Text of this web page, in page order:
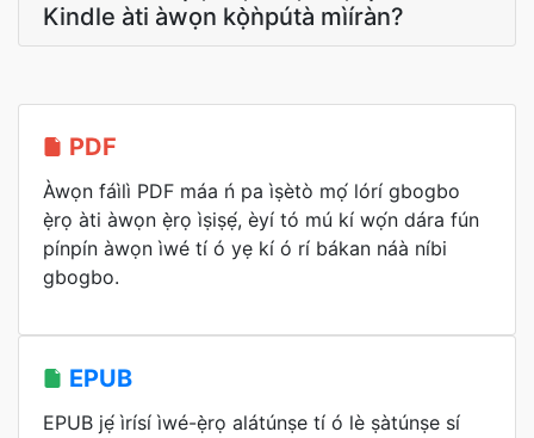
Kindle àti àwọn kọ̀ǹpútà mìíràn?
PDF
Àwọn fáìlì PDF máa ń pa ìṣètò mọ́ lórí gbogbo
ẹ̀rọ àti àwọn ẹ̀rọ ìṣiṣẹ́, èyí tó mú kí wọ́n dára fún
pínpín àwọn ìwé tí ó yẹ kí ó rí bákan náà níbi
gbogbo.
EPUB
EPUB jẹ́ ìrísí ìwé-ẹ̀rọ alátúnṣe tí ó lè ṣàtúnṣe sí